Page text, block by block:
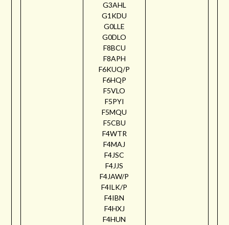
G3AHL
G1KDU
G0LLE
G0DLO
F8BCU
F8APH
F6KUQ/P
F6HQP
F5VLO
F5PYI
F5MQU
F5CBU
F4WTR
F4MAJ
F4JSC
F4JJS
F4JAW/P
F4ILK/P
F4IBN
F4HXJ
F4HUN